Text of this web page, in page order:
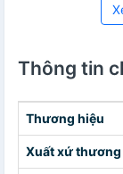
Thông tin
Thương hiệu
Xuất xứ thương